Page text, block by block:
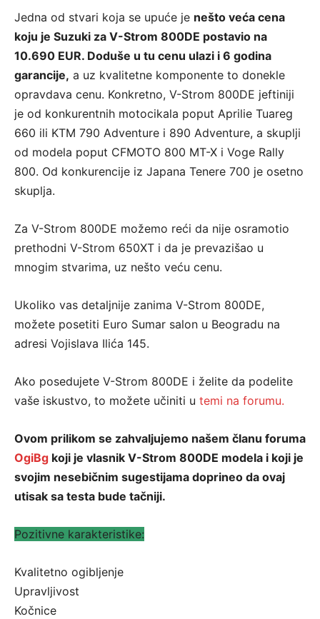
Jedna od stvari koja se upuće je nešto veća cena
koju je Suzuki za V-Strom 800DE postavio na
10.690 EUR. Doduše u tu cenu ulazi i 6 godina
garancije, a uz kvalitetne komponente to donekle
opravdava cenu. Konkretno, V-Strom 800DE jeftiniji
je od konkurentnih motocikala poput Aprilie Tuareg
660 ili KTM 790 Adventure i 890 Adventure, a skuplji
od modela poput CFMOTO 800 MT-X i Voge Rally
800. Od konkurencije iz Japana Tenere 700 je osetno
skuplja.
Za V-Strom 800DE možemo reći da nije osramotio
prethodni V-Strom 650XT i da je prevazišao u
mnogim stvarima, uz nešto veću cenu.
Ukoliko vas detaljnije zanima V-Strom 800DE,
možete posetiti Euro Sumar salon u Beogradu na
adresi Vojislava Ilića 145.
Ako posedujete V-Strom 800DE i želite da podelite
vaše iskustvo, to možete učiniti u temi na forumu.
Ovom prilikom se zahvaljujemo našem članu foruma
OgiBg koji je vlasnik V-Strom 800DE modela i koji je
svojim nesebičnim sugestijama doprineo da ovaj
utisak sa testa bude tačniji.
Pozitivne karakteristike:
Kvalitetno ogibljenje
Upravljivost
Kočnice